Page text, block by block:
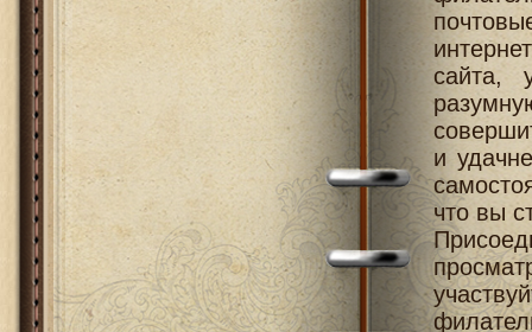
сайта,
и
что вы